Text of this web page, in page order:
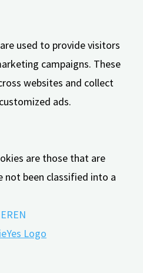
used to provide visitors
campaigns. These
websites and collect
ads.
are those that are
not been classified into a